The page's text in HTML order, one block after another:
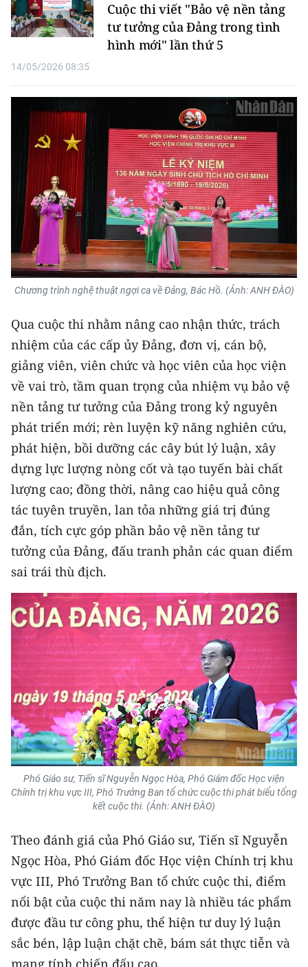
Media Xã hội
Media Thế giới
Media Thể thao
Media Giáo dục
Media Y tế
Media Khoa học - Công nghệ
Media Môi trường
Ảnh
Infographic
TIN MỚI
TIN ĐỊA PHƯƠNG
Trung du và miền núi phía Bắc
Đồng bằng sông Hồng
Bắc Trung Bộ
Duyên hải Nam Trung Bộ và Tây
Nguyên
Đông Nam Bộ
Đồng bằng sông Cửu Long
Chuyên trang Hà Nội
Chuyên trang TP. Hồ Chí Minh
CHUYÊN ĐỀ
CÁC CHUYÊN TRANG
VỀ BÁO NHÂN DÂN
THỜI NAY
NHÂN DÂN CUỐI TUẦN
NHÂN DÂN HẰNG THÁNG
MUA BÁO
ĐỌC BÁO IN
Cuộc thi viết "Bảo vệ nền tảng
tư tưởng của Đảng trong tình
hình mới" lần thứ 5
14/05/2026 08:35
Chương trình nghệ thuật ngợi ca về Đảng, Bác Hồ. (Ảnh: ANH ĐÀO)
Qua cuộc thi nhằm nâng cao nhận thức, trách
nhiệm của các cấp ủy Đảng, đơn vị, cán bộ,
giảng viên, viên chức và học viên của học viện
về vai trò, tầm quan trọng của nhiệm vụ bảo vệ
nền tảng tư tưởng của Đảng trong kỷ nguyên
phát triển mới; rèn luyện kỹ năng nghiên cứu,
phát hiện, bồi dưỡng các cây bút lý luận, xây
dựng lực lượng nòng cốt và tạo tuyến bài chất
lượng cao; đồng thời, nâng cao hiệu quả công
tác tuyên truyền, lan tỏa những giá trị đúng
đắn, tích cực góp phần bảo vệ nền tảng tư
tưởng của Đảng, đấu tranh phản các quan điểm
sai trái thù địch.
Phó Giáo sư, Tiến sĩ Nguyễn Ngọc Hòa, Phó Giám đốc Học viện
Chính trị khu vực III, Phó Trưởng Ban tổ chức cuộc thi phát biểu tổng
kết cuộc thi. (Ảnh: ANH ĐÀO)
Theo đánh giá của Phó Giáo sư, Tiến sĩ Nguyễn
Ngọc Hòa, Phó Giám đốc Học viện Chính trị khu
vực III, Phó Trưởng Ban tổ chức cuộc thi, điểm
nổi bật của cuộc thi năm nay là nhiều tác phẩm
được đầu tư công phu, thể hiện tư duy lý luận
sắc bén, lập luận chặt chẽ, bám sát thực tiễn và
mang tính chiến đấu cao.